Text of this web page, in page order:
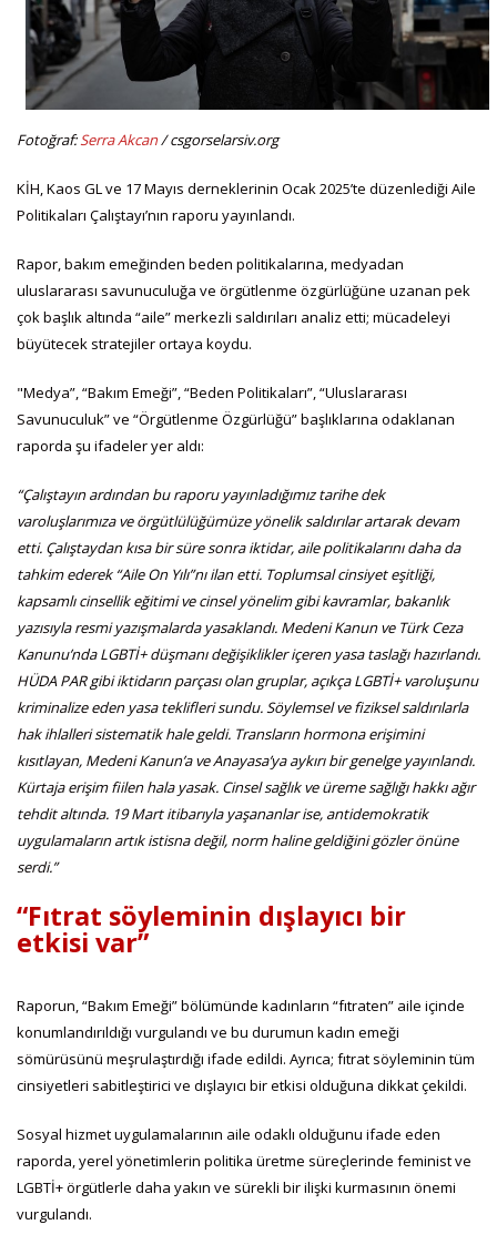
Fotoğraf:Serra Akcan/ csgorselarsiv.org
KİH, Kaos GL ve 17 Mayıs derneklerinin Ocak 2025’te düzenlediği Aile
Politikaları Çalıştayı’nın raporu yayınlandı.
Rapor, bakım emeğinden beden politikalarına, medyadan
uluslararası savunuculuğa ve örgütlenme özgürlüğüne uzanan pek
çok başlık altında “aile” merkezli saldırıları analiz etti; mücadeleyi
büyütecek stratejiler ortaya koydu.
"Medya”, “Bakım Emeği”, “Beden Politikaları”, “Uluslararası
Savunuculuk” ve “Örgütlenme Özgürlüğü” başlıklarına odaklanan
raporda şu ifadeler yer aldı:
“Çalıştayın ardından bu raporu yayınladığımız tarihe dek
varoluşlarımıza ve örgütlülüğümüze yönelik saldırılar artarak devam
etti. Çalıştaydan kısa bir süre sonra iktidar, aile politikalarını daha da
tahkim ederek “Aile On Yılı”nı ilan etti. Toplumsal cinsiyet eşitliği,
kapsamlı cinsellik eğitimi ve cinsel yönelim gibi kavramlar, bakanlık
yazısıyla resmi yazışmalarda yasaklandı. Medeni Kanun ve Türk Ceza
Kanunu’nda LGBTİ+ düşmanı değişiklikler içeren yasa taslağı hazırlandı.
HÜDA PAR gibi iktidarın parçası olan gruplar, açıkça LGBTİ+ varoluşunu
kriminalize eden yasa teklifleri sundu. Söylemsel ve fiziksel saldırılarla
hak ihlalleri sistematik hale geldi. Transların hormona erişimini
kısıtlayan, Medeni Kanun’a ve Anayasa’ya aykırı bir genelge yayınlandı.
Kürtaja erişim fiilen hala yasak. Cinsel sağlık ve üreme sağlığı hakkı ağır
tehdit altında. 19 Mart itibarıyla yaşananlar ise, antidemokratik
uygulamaların artık istisna değil, norm haline geldiğini gözler önüne
serdi.”
“Fıtrat söyleminin dışlayıcı bir
etkisi var”
Raporun, “Bakım Emeği” bölümünde kadınların “fıtraten” aile içinde
konumlandırıldığı vurgulandı ve bu durumun kadın emeği
sömürüsünü meşrulaştırdığı ifade edildi. Ayrıca; fıtrat söyleminin tüm
cinsiyetleri sabitleştirici ve dışlayıcı bir etkisi olduğuna dikkat çekildi.
Sosyal hizmet uygulamalarının aile odaklı olduğunu ifade eden
raporda, yerel yönetimlerin politika üretme süreçlerinde feminist ve
LGBTİ+ örgütlerle daha yakın ve sürekli bir ilişki kurmasının önemi
vurgulandı.